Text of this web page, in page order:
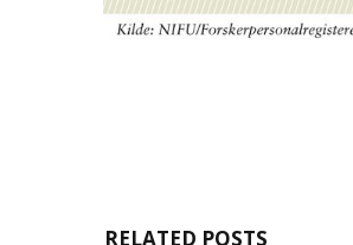
RELATED POSTS